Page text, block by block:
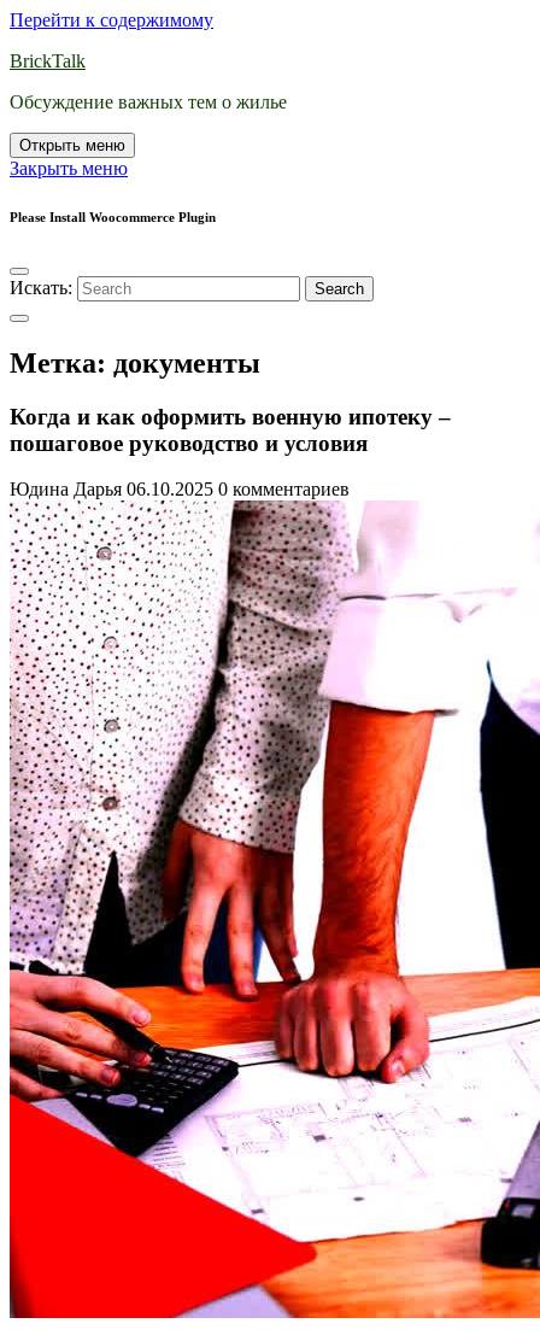
Перейти к содержимому
BrickTalk
Обсуждение важных тем о жилье
Открыть меню
Закрыть меню
Please Install Woocommerce Plugin
Искать: Search
Метка: документы
Когда и как оформить военную ипотеку –
пошаговое руководство и условия
Юдина Дарья 06.10.2025 0 комментариев